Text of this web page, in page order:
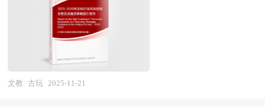
提供的大量资料。对我国游泳馆的行业现状、市场
各类经营指标的情况、重点企业状况、区域市场发
展情况等内容进行详细的阐述和深入的分析，着重
对游泳馆业务的发展进行详尽深入的分析，并根据
游泳馆行业的政策经济发展环境对游泳馆行业潜在
究单位等公布和提供的大量资料。报告对我国脑机
接口行业的供需状况、发展现状、子行业发展变化
等进行了分析，重点分析了国内外脑机接口行业的
发展现状、如何面对行业的发展挑战、行业的发展
建议、行业竞争力，以及行业的投资分析和趋势预
济景气监测中心、中国行业研究网、全国及海外相
关报刊杂志的基础信息以及医药检测行业研究单位
等公布和提供的大量资料。报告对我国医药检测行
业的供需状况、发展现状、子行业发展变化等进行
了分析，重点分析了国内外医药检测行业的发展现
台数据壁垒严重，中小企业面临"不愿转、不敢
转、不会转"的转型困境；核心智能装备与传感器
自主化率偏低，技术成果转化效率与产业需求存在
时差；农业科技金融支持体系尚不健全，长周期研
发投入与短期收益压力难以平衡。 未来五年，行
战略，物联网、大数据、人工智能等技术深度融入
火灾防控体系，从消防物联网感知层的烟感、温
感、水压监测，到平台层的消防大数据风险模型分
析，再到应用层的智能接警调度与辅助决策，技术
栈日趋成熟。市场层面，传统建筑消防市场趋于饱
鉴别方法，而“古玩”一词在清代乾隆时期正式流
行，特指兼具文化内涵与赏玩价值的古代器物。
与“文物”概念相比，古玩更强调其艺术性与可流通
性——文物涵盖可移动与不可移动的历史遗存，时
间范围延伸至近现代，且受《文物保护法》严格保
文教 古玩 2025-11-21